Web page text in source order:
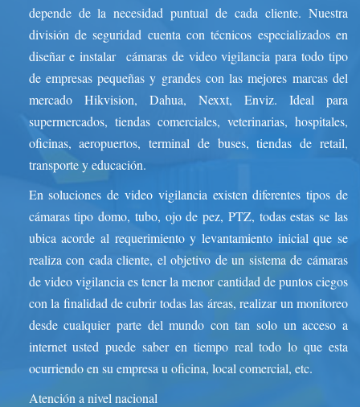
depende de la necesidad puntual de cada cliente. Nuestra
división de seguridad cuenta con técnicos especializados en
diseñar e instalar cámaras de video vigilancia para todo tipo
de empresas pequeñas y grandes con las mejores marcas del
mercado Hikvision, Dahua, Nexxt, Enviz. Ideal para
supermercados, tiendas comerciales, veterinarias, hospitales,
oficinas, aeropuertos, terminal de buses, tiendas de retail,
transporte y educación.
En soluciones de video vigilancia existen diferentes tipos de
cámaras tipo domo, tubo, ojo de pez, PTZ, todas estas se las
ubica acorde al requerimiento y levantamiento inicial que se
realiza con cada cliente, el objetivo de un sistema de cámaras
de video vigilancia es tener la menor cantidad de puntos ciegos
con la finalidad de cubrir todas las áreas,realizar un monitoreo
desde cualquier parte del mundo con tan solo un acceso a
internet usted puede saber en tiempo real todo lo que esta
ocurriendo en su empresa u oficina, local comercial, etc.
Atención a nivel nacional